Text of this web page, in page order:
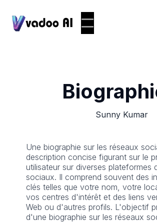
Sunny Kumar
Une biographie sur les réseaux
description concise figurant sur le
utilisateur sur diverses plateformes
sociaux. Il comprend souvent des
clés telles que votre nom, votre
vos centres d'intérêt et des liens
Web ou d'autres profils. L'objectif
d'une biographie sur les réseaux